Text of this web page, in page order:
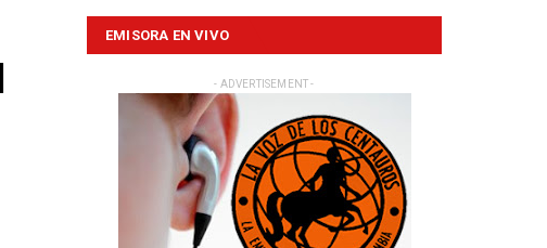
EMISORA EN VIVO
- ADVERTISEMENT -